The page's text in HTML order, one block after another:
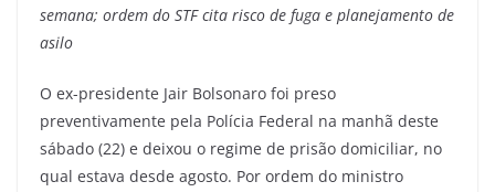
semana; ordem do STF cita risco de fuga e planejamento de
asilo
O ex-presidente Jair Bolsonaro foi preso
preventivamente pela Polícia Federal na manhã deste
sábado (22) e deixou o regime de prisão domiciliar, no
qual estava desde agosto. Por ordem do ministro